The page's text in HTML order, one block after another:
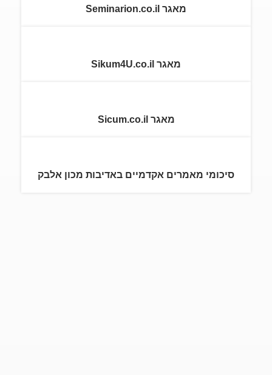
מאגר Seminarion.co.il
מאגר Sikum4U.co.il
מאגר Sicum.co.il
סיכומי מאמרים אקדמיים באדיבות מכון אלבק